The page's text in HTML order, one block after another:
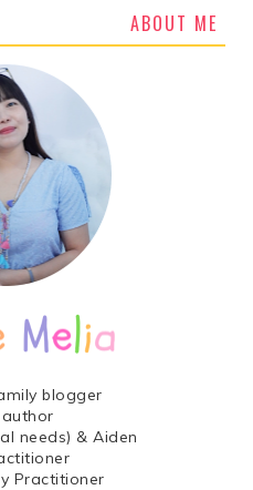
ABOUT ME
blogger
needs) & Aiden
Practitioner